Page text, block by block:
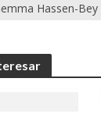
Hassen-Bey